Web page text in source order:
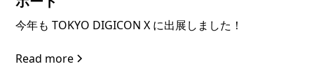
今年も TOKYO DIGICON X に出展しました！
Read more